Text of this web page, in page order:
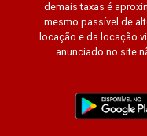
demais taxas é
mesmo passível de
locação e da locação
anunciado no site